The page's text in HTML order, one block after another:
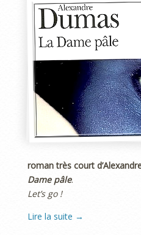
roman très court
Dame pâle.
Let’s go !
Lire la suite →